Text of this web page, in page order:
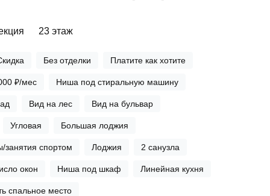
для роста
и ответы
на популярные вопросы
и скидки
23 этаж
Без отделки Платите как хотите
₽/мес Ниша под стиральную машину
Вид на лес Вид на бульвар
Угловая Большая лоджия
занятия спортом Лоджия 2 санузла
окон Ниша под шкаф Линейная кухня
спальное место